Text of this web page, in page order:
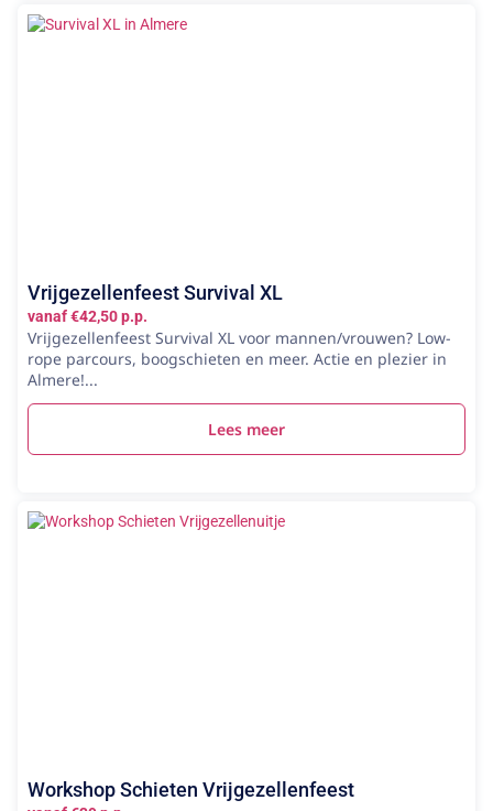
Vrijgezellenfeest Survival XL
vanaf €42,50 p.p.
Vrijgezellenfeest Survival XL voor mannen/vrouwen? Low-
rope parcours, boogschieten en meer. Actie en plezier in
Almere!...
Lees meer
Workshop Schieten Vrijgezellenfeest